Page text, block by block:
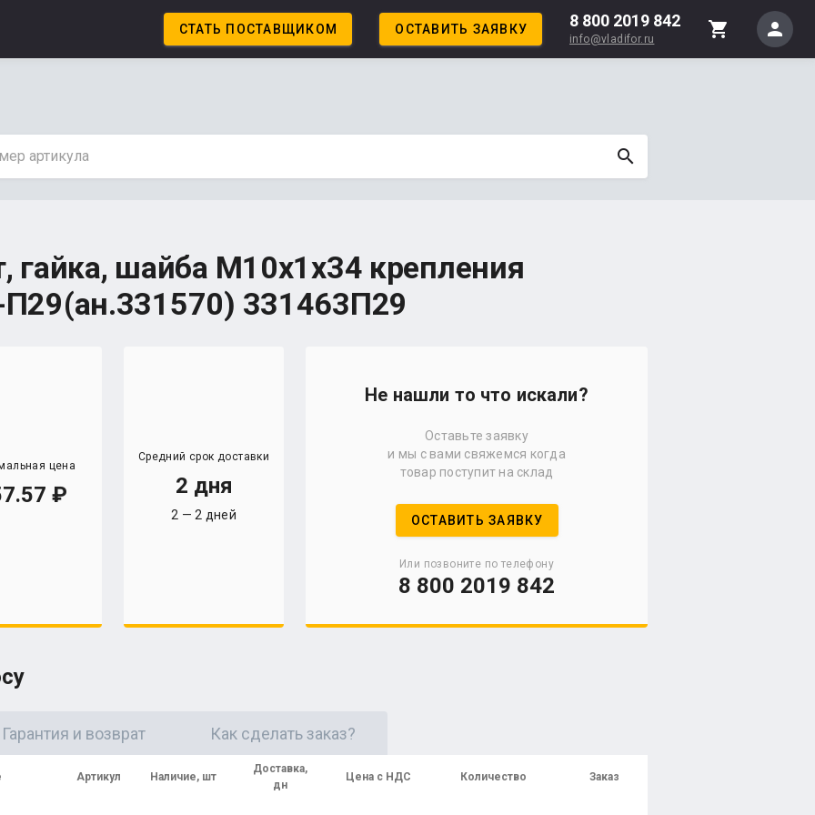
СТАТЬ ПОСТАВЩИКОМ ОСТАВИТЬ ЗАЯВКУ 8 800 2019 842
info@vladifor.ru shopping_cart person
search
гайка, шайба М10х1х34 крепления
331463П29
цена
Средний срок доставки
2 дня
2 — 2 дней
Не нашли то что искали?
Оставьте заявку
и мы с вами свяжемся когда
товар поступит на склад
ОСТАВИТЬ ЗАЯВКУ
Или позвоните по телефону
8 800 2019 842
Гарантия и возврат Как сделать заказ?
Артикул Наличие, шт
Доставка,
дн
Цена с НДС Количество Заказ